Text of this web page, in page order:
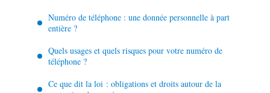
Numéro de téléphone : une donnée personnelle à part
entière ?
Quels usages et quels risques pour votre numéro de
téléphone ?
Ce que dit la loi : obligations et droits autour de la